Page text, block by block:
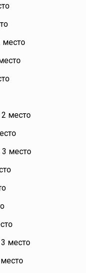
место
место
место